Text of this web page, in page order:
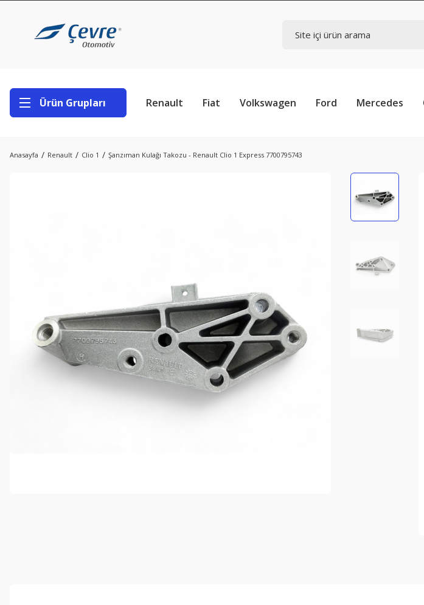
Ürün Grupları Renault Fiat Volkswagen Ford Mercedes
Anasayfa Renault Clio 1 Şanzıman Kulağı Takozu - Renault Clio 1 Express 7700795743